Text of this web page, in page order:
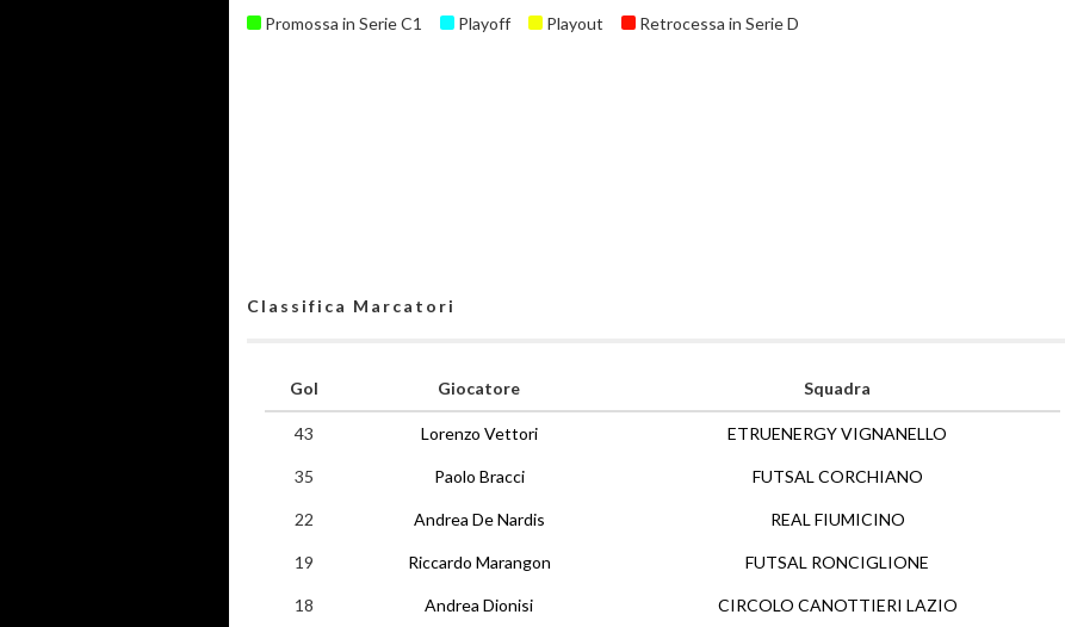
Promossa in Serie C1 Playoff Playout Retrocessa in Serie D
Classifica Marcatori
Gol Giocatore Squadra
43 Lorenzo Vettori ETRUENERGY VIGNANELLO
35 Paolo Bracci FUTSAL CORCHIANO
22 Andrea De Nardis REAL FIUMICINO
19 Riccardo Marangon FUTSAL RONCIGLIONE
18 Andrea Dionisi CIRCOLO CANOTTIERI LAZIO